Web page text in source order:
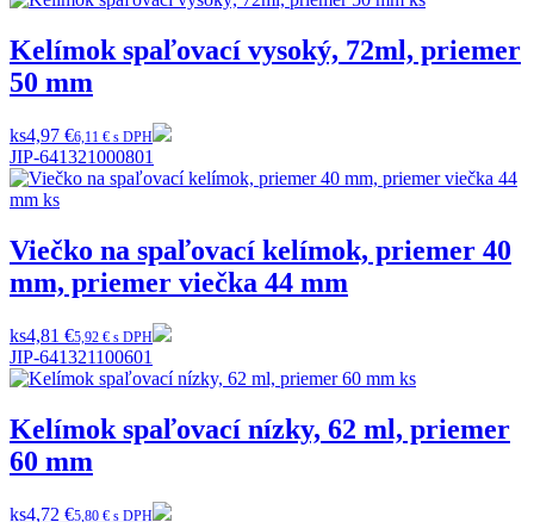
Kelímok spaľovací vysoký, 72ml, priemer
50 mm
ks4,97 €6,11 € s DPH
JIP-641321000801
Viečko na spaľovací kelímok, priemer 40
mm, priemer viečka 44 mm
ks4,81 €5,92 € s DPH
JIP-641321100601
Kelímok spaľovací nízky, 62 ml, priemer
60 mm
ks4,72 €5,80 € s DPH